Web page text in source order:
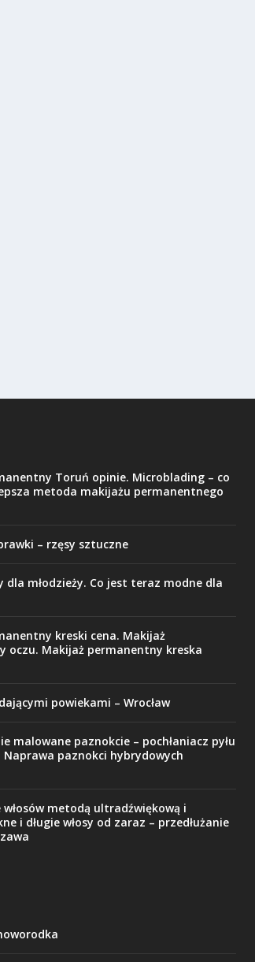
Toruń opinie. Microblading – co
metoda makijażu permanentnego
– rzęsy sztuczne
dla młodzieży. Co jest teraz modne dla
kreski cena. Makijaż
oczu. Makijaż permanentny kreska
powiekami – Wrocław
malowane paznokcie – pochłaniacz pyłu
Naprawa paznokci hybrydowych
włosów metodą ultradźwiękową i
i długie włosy od zaraz – przedłużanie